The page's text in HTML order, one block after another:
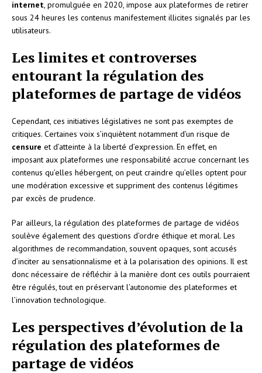
internet, promulguée en 2020, impose aux plateformes de retirer
sous 24 heures les contenus manifestement illicites signalés par les
utilisateurs.
Les limites et controverses
entourant la régulation des
plateformes de partage de vidéos
Cependant, ces initiatives législatives ne sont pas exemptes de
critiques. Certaines voix s’inquiètent notamment d’un risque de
censure et d’atteinte à la liberté d’expression. En effet, en
imposant aux plateformes une responsabilité accrue concernant les
contenus qu’elles hébergent, on peut craindre qu’elles optent pour
une modération excessive et suppriment des contenus légitimes
par excès de prudence.
Par ailleurs, la régulation des plateformes de partage de vidéos
soulève également des questions d’ordre éthique et moral. Les
algorithmes de recommandation, souvent opaques, sont accusés
d’inciter au sensationnalisme et à la polarisation des opinions. Il est
donc nécessaire de réfléchir à la manière dont ces outils pourraient
être régulés, tout en préservant l’autonomie des plateformes et
l’innovation technologique.
Les perspectives d’évolution de la
régulation des plateformes de
partage de vidéos